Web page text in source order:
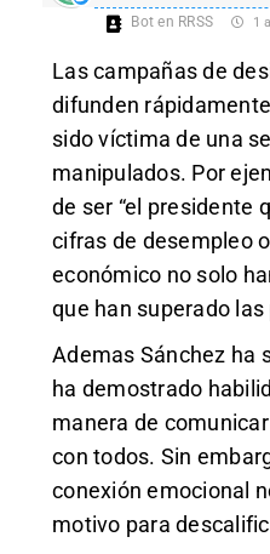
Bot en RRSS 1
Las campañas de
difunden
sido víctima de una
manipulados. Por
de ser “el presidente
cifras de desempleo
económico no solo
que han superado
Ademas Sánchez ha
ha demostrado
manera de
con todos. Sin
conexión emocional
motivo para